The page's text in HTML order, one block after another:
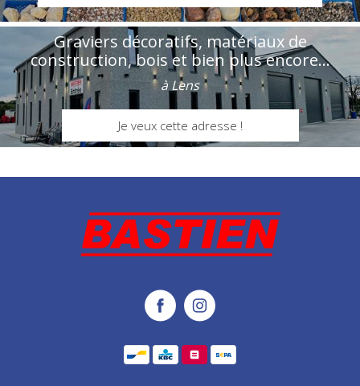
Graviers décoratifs, matériaux de
construction, bois et bien plus encore...
à Lens
Je veux cette adresse !